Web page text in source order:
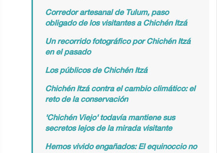
Corredor artesanal de Tulum, paso
obligado de los visitantes a Chichén Itzá
Un recorrido fotográfico por Chichén Itzá
en el pasado
Los públicos de Chichén Itzá
Chichén Itzá contra el cambio climático: el
reto de la conservación
'Chichén Viejo' todavía mantiene sus
secretos lejos de la mirada visitante
Hemos vivido engañados: El equinoccio no